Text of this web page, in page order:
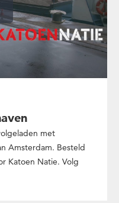
met
Amsterdam. Besteld
Katoen Natie. Volg